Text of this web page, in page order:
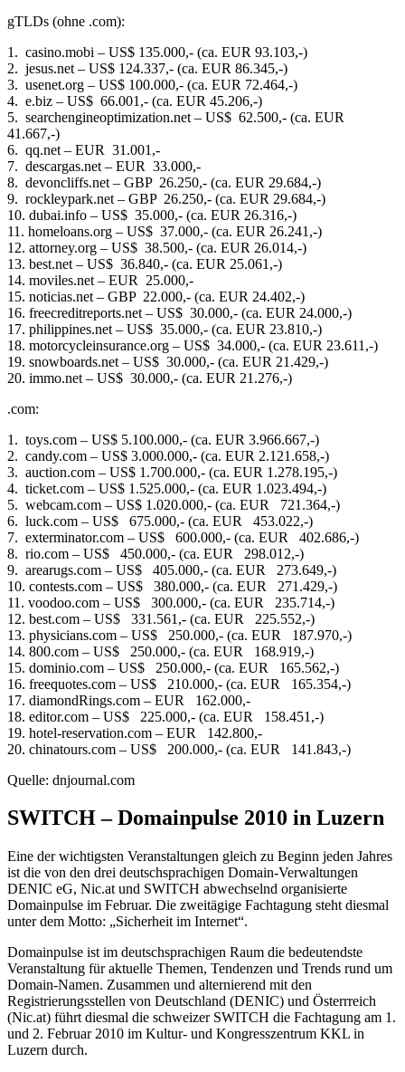
gTLDs (ohne .com):
1. casino.mobi – US$ 135.000,- (ca. EUR 93.103,-)
2. jesus.net – US$ 124.337,- (ca. EUR 86.345,-)
3. usenet.org – US$ 100.000,- (ca. EUR 72.464,-)
4. e.biz – US$ 66.001,- (ca. EUR 45.206,-)
5. searchengineoptimization.net – US$ 62.500,- (ca. EUR
41.667,-)
6. qq.net – EUR 31.001,-
7. descargas.net – EUR 33.000,-
8. devoncliffs.net – GBP 26.250,- (ca. EUR 29.684,-)
9. rockleypark.net – GBP 26.250,- (ca. EUR 29.684,-)
10. dubai.info – US$ 35.000,- (ca. EUR 26.316,-)
11. homeloans.org – US$ 37.000,- (ca. EUR 26.241,-)
12. attorney.org – US$ 38.500,- (ca. EUR 26.014,-)
13. best.net – US$ 36.840,- (ca. EUR 25.061,-)
14. moviles.net – EUR 25.000,-
15. noticias.net – GBP 22.000,- (ca. EUR 24.402,-)
16. freecreditreports.net – US$ 30.000,- (ca. EUR 24.000,-)
17. philippines.net – US$ 35.000,- (ca. EUR 23.810,-)
18. motorcycleinsurance.org – US$ 34.000,- (ca. EUR 23.611,-)
19. snowboards.net – US$ 30.000,- (ca. EUR 21.429,-)
20. immo.net – US$ 30.000,- (ca. EUR 21.276,-)
.com:
1. toys.com – US$ 5.100.000,- (ca. EUR 3.966.667,-)
2. candy.com – US$ 3.000.000,- (ca. EUR 2.121.658,-)
3. auction.com – US$ 1.700.000,- (ca. EUR 1.278.195,-)
4. ticket.com – US$ 1.525.000,- (ca. EUR 1.023.494,-)
5. webcam.com – US$ 1.020.000,- (ca. EUR 721.364,-)
6. luck.com – US$ 675.000,- (ca. EUR 453.022,-)
7. exterminator.com – US$ 600.000,- (ca. EUR 402.686,-)
8. rio.com – US$ 450.000,- (ca. EUR 298.012,-)
9. arearugs.com – US$ 405.000,- (ca. EUR 273.649,-)
10. contests.com – US$ 380.000,- (ca. EUR 271.429,-)
11. voodoo.com – US$ 300.000,- (ca. EUR 235.714,-)
12. best.com – US$ 331.561,- (ca. EUR 225.552,-)
13. physicians.com – US$ 250.000,- (ca. EUR 187.970,-)
14. 800.com – US$ 250.000,- (ca. EUR 168.919,-)
15. dominio.com – US$ 250.000,- (ca. EUR 165.562,-)
16. freequotes.com – US$ 210.000,- (ca. EUR 165.354,-)
17. diamondRings.com – EUR 162.000,-
18. editor.com – US$ 225.000,- (ca. EUR 158.451,-)
19. hotel-reservation.com – EUR 142.800,-
20. chinatours.com – US$ 200.000,- (ca. EUR 141.843,-)
Quelle: dnjournal.com
SWITCH – Domainpulse 2010 in Luzern
Eine der wichtigsten Veranstaltungen gleich zu Beginn jeden Jahres
ist die von den drei deutschsprachigen Domain-Verwaltungen
DENIC eG, Nic.at und SWITCH abwechselnd organisierte
Domainpulse im Februar. Die zweitägige Fachtagung steht diesmal
unter dem Motto: „Sicherheit im Internet“.
Domainpulse ist im deutschsprachigen Raum die bedeutendste
Veranstaltung für aktuelle Themen, Tendenzen und Trends rund um
Domain-Namen. Zusammen und alternierend mit den
Registrierungsstellen von Deutschland (DENIC) und Österrreich
(Nic.at) führt diesmal die schweizer SWITCH die Fachtagung am 1.
und 2. Februar 2010 im Kultur- und Kongresszentrum KKL in
Luzern durch.